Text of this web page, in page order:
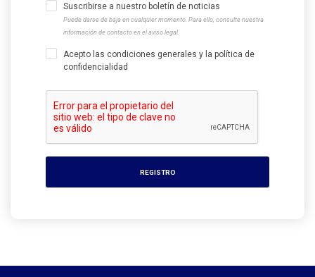
Suscribirse a nuestro boletín de noticias
Puede darse de baja en cualquier momento. Para ello, consulte nuestra
información de contacto en el aviso legal.
Acepto las condiciones generales y la política de
confidencialidad
REGISTRO